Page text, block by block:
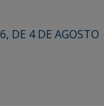
DE 4 DE AGOSTO